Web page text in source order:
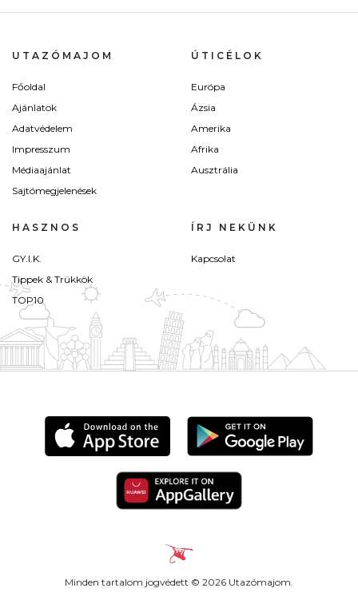
UTAZÓMAJOM
Főoldal
Ajánlatok
Adatvédelem
Impresszum
Médiaajánlat
Sajtómegjelenések
ÚTICÉLOK
Európa
Ázsia
Amerika
Afrika
Ausztrália
HASZNOS
GY.I.K.
Tippek & Trükkök
TOP10
ÍRJ NEKÜNK
Kapcsolat
Minden tartalom jogvédett © 2026 Utazómajom.